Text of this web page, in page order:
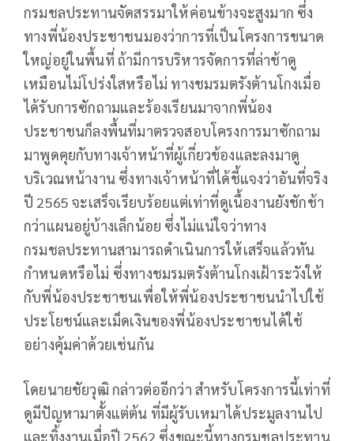
กรมชลประทานจัดสรรมาให้ค่อนข้างจะสูงมาก ซึ่ง
ทางพี่น้องประชาชนมองว่าการที่เป็นโครงการขนาด
ใหญ่อยู่ในพื้นที่ ถ้ามีการบริหารจัดการที่ล่าช้าดู
เหมือนไม่โปร่งใสหรือไม่ ทางชมรมตรังต้านโกงเมื่อ
ได้รับการซักถามและร้องเรียนมาจากพี่น้อง
ประชาชนก็ลงพื้นที่มาตรวจสอบโครงการมาซักถาม
มาพูดคุยกับทางเจ้าหน้าที่ผู้เกี่ยวข้องและลงมาดู
บริเวณหน้างาน ซึ่งทางเจ้าหน้าที่ได้ชี้แจงว่าอันที่จริง
ปี 2565 จะเสร็จเรียบร้อยแต่เท่าที่ดูเนื้องานยังชักช้า
กว่าแผนอยู่บ้างเล็กน้อย ซึ่งไม่แน่ใจว่าทาง
กรมชลประทานสามารถดำเนินการให้เสร็จแล้วทัน
กำหนดหรือไม่ ซึ่งทางชมรมตรังต้านโกงเฝ้าระวังให้
กับพี่น้องประชาชนเพื่อให้พี่น้องประชาชนนำไปใช้
ประโยชน์และเม็ดเงินของพี่น้องประชาชนได้ใช้
อย่างคุ้มค่าด้วยเช่นกัน
โดยนายชัยวุฒิ กล่าวต่ออีกว่า สำหรับโครงการนี้เท่าที่
ดูมีปัญหามาตั้งแต่ต้น ที่มีผู้รับเหมาได้ประมูลงานไป
และทิ้งงานเมื่อปี 2562 ซึ่งขณะนี้ทางกรมชลประทาน